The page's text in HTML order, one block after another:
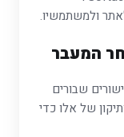
המעבר
שבורים
של אלו כדי